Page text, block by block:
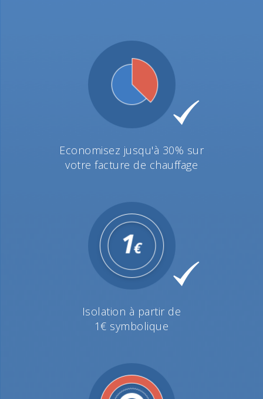
Economisez jusqu'à 30% sur
votre facture de chauffage
Isolation à partir de
1€ symbolique